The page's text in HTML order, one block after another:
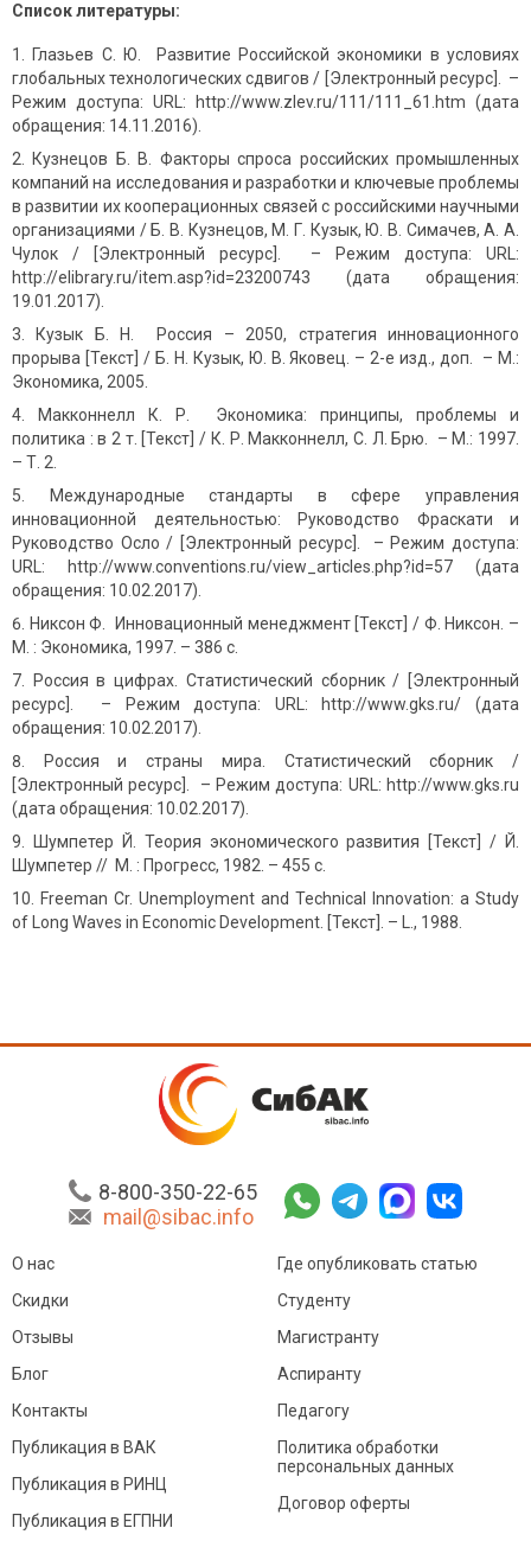
Список литературы:
Глазьев С. Ю. Развитие Российской экономики в условиях
глобальных технологических сдвигов / [Электронный ресурс]. –
Режим доступа: URL: http://www.zlev.ru/111/111_61.htm (дата
обращения: 14.11.2016).
Кузнецов Б. В. Факторы спроса российских промышленных
компаний на исследования и разработки и ключевые проблемы
в развитии их кооперационных связей с российскими научными
организациями / Б. В. Кузнецов, М. Г. Кузык, Ю. В. Симачев, А. А.
Чулок / [Электронный ресурс]. – Режим доступа: URL:
http://elibrary.ru/item.asp?id=23200743 (дата обращения:
19.01.2017).
Кузык Б. Н. Россия – 2050, стратегия инновационного
прорыва [Текст] / Б. Н. Кузык, Ю. В. Яковец. – 2-е изд., доп. – М.:
Экономика, 2005.
Макконнелл К. Р. Экономика: принципы, проблемы и
политика : в 2 т. [Текст] / К. Р. Макконнелл, С. Л. Брю. – М.: 1997.
– Т. 2.
Международные стандарты в сфере управления
инновационной деятельностью: Руководство Фраскати и
Руководство Осло / [Электронный ресурс]. – Режим доступа:
URL: http://www.conventions.ru/view_articles.php?id=57 (дата
обращения: 10.02.2017).
Никсон Ф. Инновационный менеджмент [Текст] / Ф. Никсон. –
М. : Экономика, 1997. – 386 с.
Россия в цифрах. Статистический сборник / [Электронный
ресурс]. – Режим доступа: URL: http://www.gks.ru/ (дата
обращения: 10.02.2017).
Россия и страны мира. Статистический сборник /
[Электронный ресурс]. – Режим доступа: URL: http://www.gks.ru
(дата обращения: 10.02.2017).
Шумпетер Й. Теория экономического развития [Текст] / Й.
Шумпетер // М. : Прогресс, 1982. – 455 с.
Freeman Cr. Unemployment and Technical Innovation: a Study
of Long Waves in Economic Development. [Текст]. – L., 1988.
8-800-350-22-65
mail@sibac.info
О нас
Скидки
Отзывы
Блог
Контакты
Где опубликовать статью
Студенту
Магистранту
Аспиранту
Педагогу
Публикация в ВАК
Публикация в РИНЦ
Публикация в ЕГПНИ
Политика обработки
персональных данных
Договор оферты